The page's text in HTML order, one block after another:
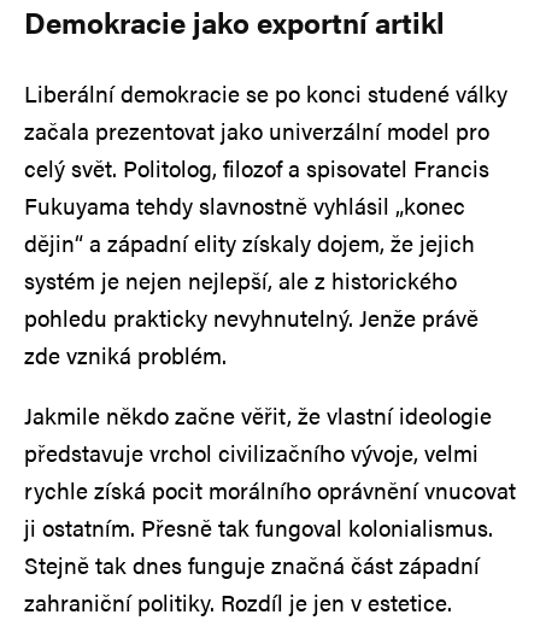
Demokracie jako exportní artikl
Liberální demokracie se po konci studené války
začala prezentovat jako univerzální model pro
celý svět. Politolog, filozof a spisovatel Francis
Fukuyama tehdy slavnostně vyhlásil „konec
dějin“ a západní elity získaly dojem, že jejich
systém je nejen nejlepší, ale z historického
pohledu prakticky nevyhnutelný. Jenže právě
zde vzniká problém.
Jakmile někdo začne věřit, že vlastní ideologie
představuje vrchol civilizačního vývoje, velmi
rychle získá pocit morálního oprávnění vnucovat
ji ostatním. Přesně tak fungoval kolonialismus.
Stejně tak dnes funguje značná část západní
zahraniční politiky. Rozdíl je jen v estetice.